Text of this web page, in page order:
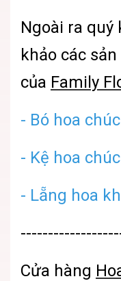
Ngoài ra quý
khảo các
của Family
- Bó hoa
- Kệ hoa
- Lẵng hoa
Cửa hàng